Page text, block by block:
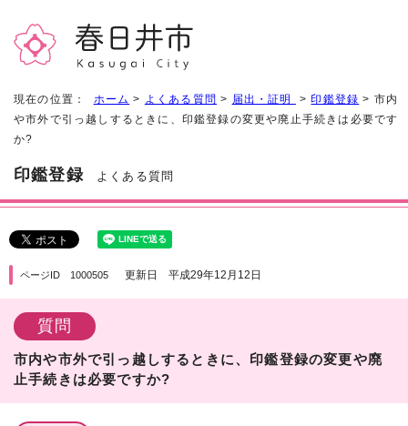
現在の位置： ホーム > よくある質問 > 届出・証明 >印鑑登録 > 市内
や市外で引っ越しするときに、印鑑登録の変更や廃止手続きは必要です
か?
印鑑登録よくある質問
ページID 1000505 更新日 平成29年12月12日
質問
市内や市外で引っ越しするときに、印鑑登録の変更や廃
止手続きは必要ですか?